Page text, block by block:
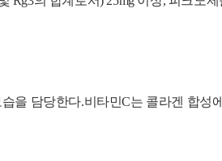
을 담당한다.비타민C는 콜라겐 합성